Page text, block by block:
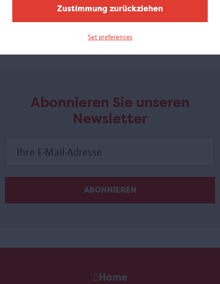
Zustimmung zurückziehen
Set preferences
Diese Mini-Ausstellung zeigt unter anderem Poster, Fotos,
Abonnieren Sie unseren
Newsletter
Home